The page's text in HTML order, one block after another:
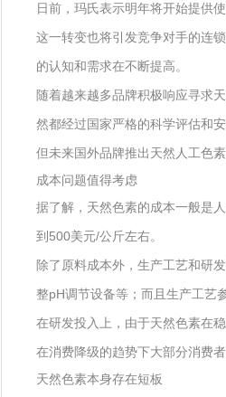
日前，玛氏表示明年将开始提供
这一转变也将引发竞争对手的连
的认知和需求在不断提高。
随着越来越多品牌积极响应寻求
然都经过国家严格的科学评估和
但未来国外品牌推出天然人工色
成本问题值得考虑
据了解，天然色素的成本一般是
到500美元/公斤左右。
除了原料成本外，生产工艺和研
整pH调节设备等；而且生产工艺
在研发投入上，由于天然色素在
在消费降级的趋势下大部分消费
天然色素本身存在短板